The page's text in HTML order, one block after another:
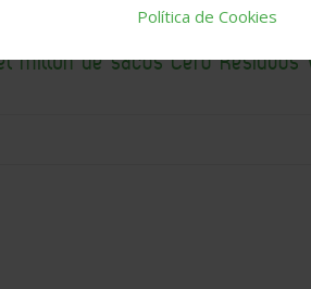
millón de sacos Cero Residuos
Política de Cookies